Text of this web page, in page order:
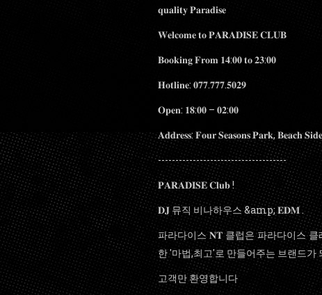
𝐪𝐮𝐚𝐥𝐢𝐭𝐲 𝐏𝐚𝐫𝐚𝐝𝐢𝐬𝐞
𝐖𝐞𝐥𝐜𝐨𝐦𝐞 𝐭𝐨 𝐏𝐀𝐑𝐀𝐃𝐈𝐒𝐄 𝐂𝐋𝐔𝐁
𝐁𝐨𝐨𝐤𝐢𝐧𝐠 𝐅𝐫𝐨𝐦 𝟏𝟒:𝟎𝟎 𝐭𝐨 𝟐𝟑:𝟎𝟎
𝐇𝐨𝐭𝐥𝐢𝐧𝐞: 𝟎𝟕𝟕.𝟕𝟕𝟕.𝟓𝟎𝟐𝟗
𝐎𝐩𝐞𝐧: 𝟏𝟖:𝟎𝟎 – 𝟎𝟐:𝟎𝟎
𝐀𝐝𝐝𝐫𝐞𝐬𝐬: 𝐅𝐨𝐮𝐫 𝐒𝐞𝐚𝐬𝐨𝐧𝐬 𝐏𝐚𝐫𝐤, 𝐁𝐞𝐚𝐜𝐡
-------------------------------------
𝐏𝐀𝐑𝐀𝐃𝐈𝐒𝐄 𝐂𝐥𝐮𝐛 !
𝐃𝐉 뮤직 비나하우스 &amp; 𝐄𝐃𝐌 .
파라다이스 𝐍𝐓 클럽은 파라다이스 클
한 '마법,최고'로 만들어주는 브랜드가
고객만 환영합니다